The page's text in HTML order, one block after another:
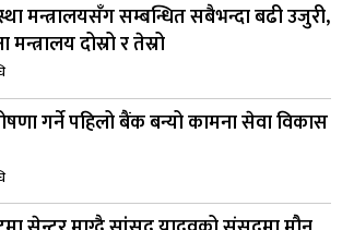
मन्त्रालयसँग सम्बन्धित सबैभन्दा बढी उजुरी,
मन्त्रालय दोस्रो र तेस्रो
गर्ने पहिलो बैंक बन्यो कामना सेवा विकास